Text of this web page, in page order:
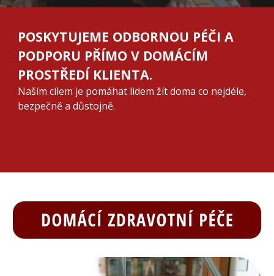
POSKYTUJEME ODBORNOU PÉČI A
PODPORU PŘÍMO V DOMÁCÍM
PROSTŘEDÍ KLIENTA.
Naším cílem je pomáhat lidem žít doma co nejdéle,
bezpečně a důstojně.